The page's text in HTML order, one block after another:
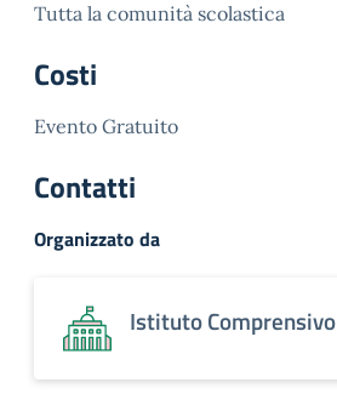
Tutta la comunità scolastica
Costi
Evento Gratuito
Contatti
Organizzato da
Istituto Comprensivo